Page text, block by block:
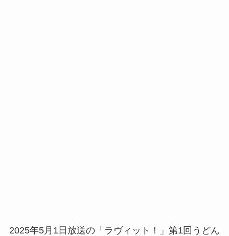
2025年5月1日放送の「ラヴィット！」第1回うどん